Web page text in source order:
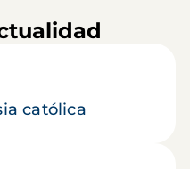
católica